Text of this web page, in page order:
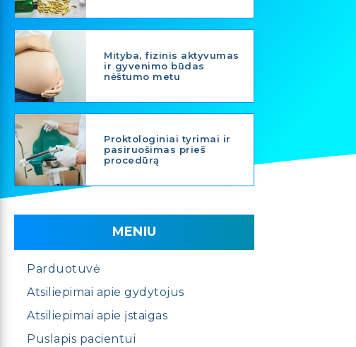
Mityba, fizinis aktyvumas
ir gyvenimo būdas
nėštumo metu
Proktologiniai tyrimai ir
pasiruošimas prieš
procedūrą
MENIU
Parduotuvė
Atsiliepimai apie gydytojus
Atsiliepimai apie įstaigas
Puslapis pacientui